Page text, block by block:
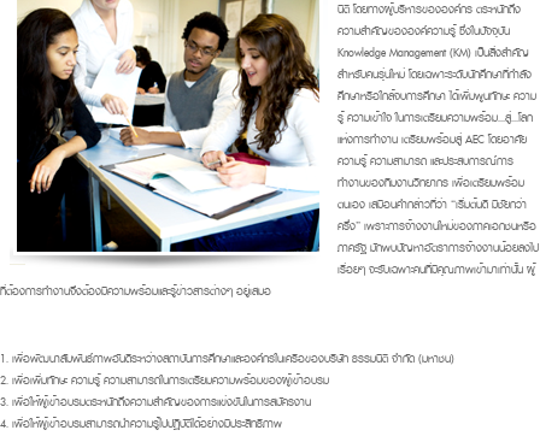
นิติ โดยทางผู้บริหารขององค์กร ตระหนักถึง
ความสำคัญขององค์ความรู้ ซึ่งในปัจจุบัน
Knowledge Management (KM) เป็นสิ่งสำคัญ
สำหรับคนรุ่นใหม่ โดยเฉพาะระดับนักศึกษาที่กำลัง
ศึกษาหรือใกล้จบการศึกษา ได้เพิ่มพูนทักษะ ความ
รู้ ความเข้าใจ ในการเตรียมความพร้อม...สู่...โลก
แห่งการทำงาน เตรียมพร้อมสู่ AEC โดยอาศัย
ความรู้ ความสามารถ และประสบการณ์การ
ทำงานของทีมงานวิทยากร เพื่อเตรียมพร้อม
ตนเอง เสมือนคำกล่าวที่ว่า “เริ่มต้นดี มีชัยกว่า
ครึ่ง” เพราะการจ้างงานใหม่ของภาคเอกชนหรือ
ภาครัฐ มักพบปัญหาอัตราการจ้างงานน้อยลงไป
เรื่อยๆ จะรับเฉพาะคนที่มีคุณภาพเข้ามาเท่านั้น ผู้
ที่ต้องการทำงานจึงต้องมีความพร้อมและรู้ข่าวสารต่างๆ อยู่เสมอ
1. เพื่อพัฒนาสัมพันธ์ภาพอันดีระหว่างสถาบันการศึกษาและองค์กรในเครือของบริษัท ธรรมนิติ จำกัด (มหาชน)
2. เพื่อเพิ่มทักษะ ความรู้ ความสามารถในการเตรียมความพร้อมของผู้เข้าอบรม
3. เพื่อให้ผู้เข้าอบรมตระหนักถึงความสำคัญของการแข่งขันในการสมัครงาน
4. เพื่อให้ผู้เข้าอบรมสามารถนำความรู้ไปปฏิบัติได้อย่างมีประสิทธิภาพ